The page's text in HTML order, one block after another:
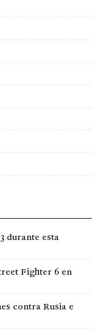
durante esta
Fighter 6 en
contra Rusia e